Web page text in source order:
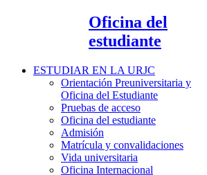
Oficina del
estudiante
ESTUDIAR EN LA URJC
Orientación Preuniversitaria y
Oficina del Estudiante
Pruebas de acceso
Oficina del estudiante
Admisión
Matrícula y convalidaciones
Vida universitaria
Oficina Internacional